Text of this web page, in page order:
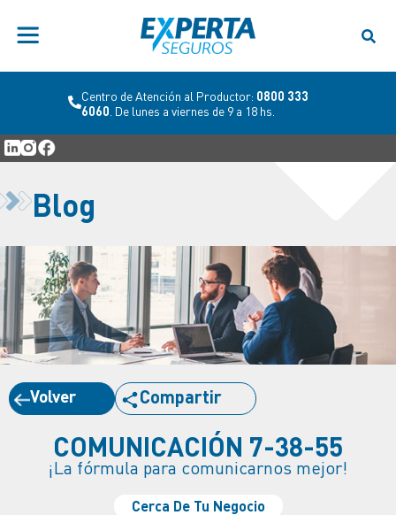
Centro de Atención al Productor: 0800 333
6060 . De lunes a viernes de 9 a 18 hs.
Blog
Volver Compartir
COMUNICACIÓN 7-38-55
¡La fórmula para comunicarnos mejor!
Cerca De Tu Negocio